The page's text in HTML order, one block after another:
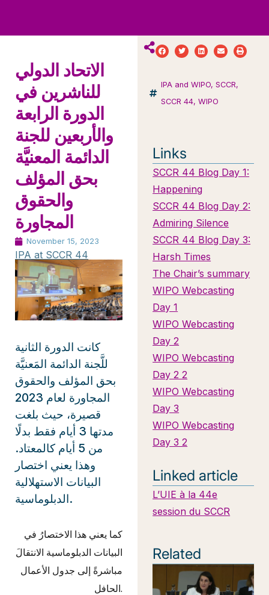
الاتحاد الدولي
للناشرين في
الدورة الرابعة
والأربعين للجنة
الدائمة المعنيَّة
بحق المؤلف
والحقوق
المجاورة
November 15, 2023
IPA at SCCR 44
كانت الدورة الثانية
للَّجنة الدائمة المَعنيَّة
بحق المؤلف والحقوق
المجاورة لعام 2023
قصيرة، حيث بلغت
مدتها 3 أيام فقط بدلًا
من 5 أيام كالمعتاد.
وهذا يعني اختصار
البيانات الاستهلالية
الدبلوماسية.
كما يعني هذا الاختصارُ في
البيانات الدبلوماسية الانتقالَ
مباشرةً إلى جدول الأعمال
الحافل.
IPA and WIPO,SCCR,
SCCR 44,WIPO
Links
SCCR 44 Blog Day 1:
Happening
SCCR 44 Blog Day 2:
Admiring Silence
SCCR 44 Blog Day 3:
Harsh Times
The Chair’s summary
WIPO Webcasting
Day 1
WIPO Webcasting
Day 2
WIPO Webcasting
Day 2 2
WIPO Webcasting
Day 3
WIPO Webcasting
Day 3 2
Linked article
L’UIE à la 44e
session du SCCR
Related